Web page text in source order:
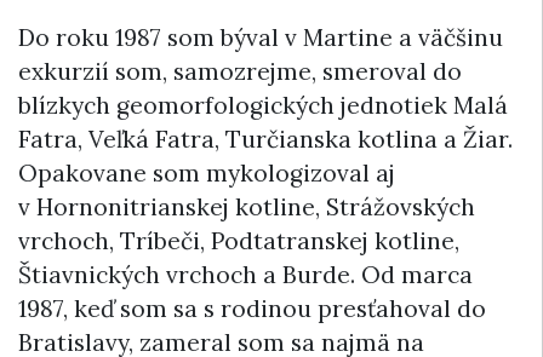
Do roku 1987 som býval v Martine a väčšinu
exkurzií som, samozrejme, smeroval do
blízkych geomorfologických jednotiek Malá
Fatra, Veľká Fatra, Turčianska kotlina a Žiar.
Opakovane som mykologizoval aj
v Hornonitrianskej kotline, Strážovských
vrchoch, Tríbeči, Podtatranskej kotline,
Štiavnických vrchoch a Burde. Od marca
1987, keď som sa s rodinou presťahoval do
Bratislavy, zameral som sa najmä na